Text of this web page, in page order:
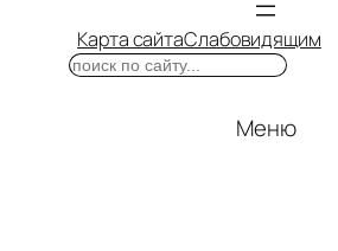
Карта сайтаСлабовидящим
Поиск
Меню